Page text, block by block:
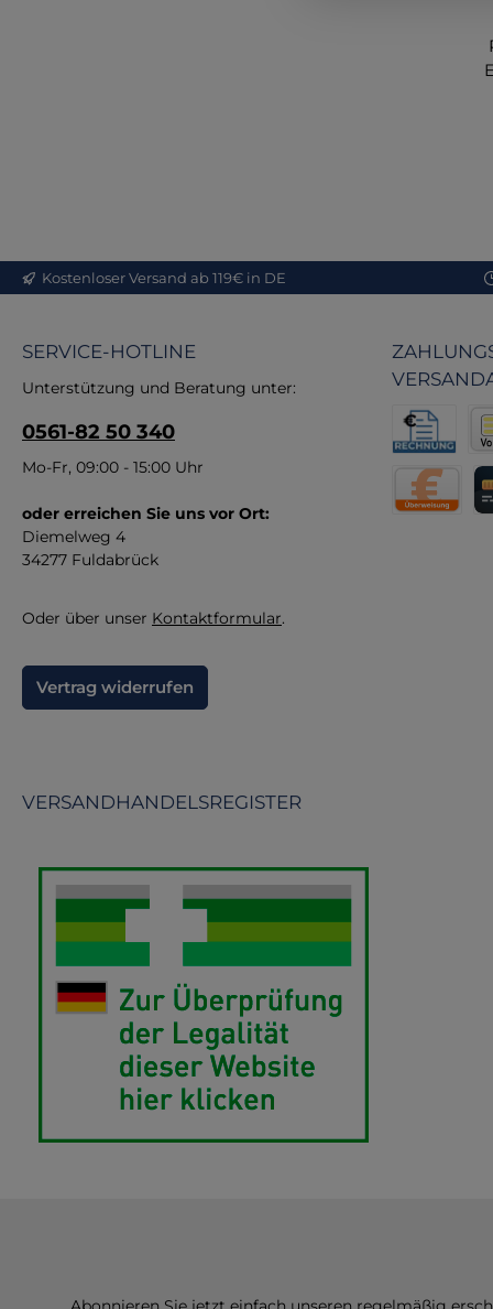
Kostenloser Versand ab 119€ in DE
SERVICE-HOTLINE
Unterstützung und Beratung unter:
0561-82 50 340
Mo-Fr, 09:00 - 15:00 Uhr
oder erreichen Sie uns vor Ort:
Diemelweg 4
34277 Fuldabrück
Oder über unser Kontaktformular.
Vertrag widerrufen
Rechnung
VERSANDHANDELSREGISTER